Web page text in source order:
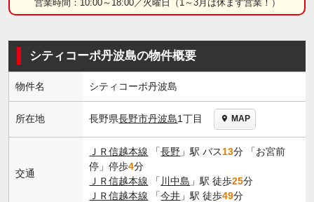
営業時間：10:00～18:00／火曜日（1～3月は休まず営業！）
シティコーポ丹波島の物件概要
物件名 シティコーポ丹波島
所在地 長野県長野市丹波島1丁目 MAP
交通
ＪＲ信越本線 「長野 」駅 バス13分 「お宮前
停」停歩4分
ＪＲ信越本線 「 川中島 」駅 徒歩25分
ＪＲ信越本線 「今井 」駅 徒歩49分